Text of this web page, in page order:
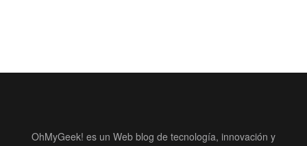
OhMyGeek! es un Web blog de tecnología, innovación y